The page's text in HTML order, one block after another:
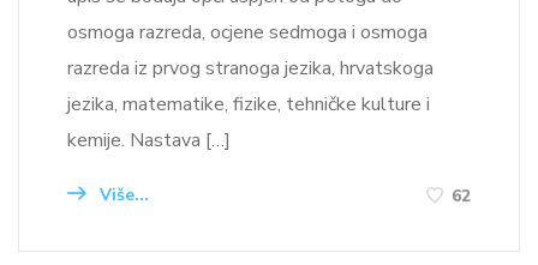
osmoga razreda, ocjene sedmoga i osmoga
razreda iz prvog stranoga jezika, hrvatskoga
jezika, matematike, fizike, tehničke kulture i
kemije. Nastava […]
Više... 62